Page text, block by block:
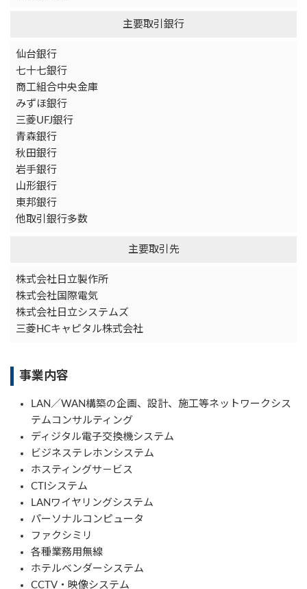
主要取引銀行
仙台銀行
七十七銀行
商工組合中央金庫
みずほ銀行
三菱UFJ銀行
青森銀行
秋田銀行
岩手銀行
山形銀行
東邦銀行
他取引銀行多数
主要取引先
株式会社日立製作所
株式会社国際電気
株式会社日立システムズ
三菱HCキャピタル株式会社
事業内容
LAN／WAN構築の企画、設計、施工等ネットワークシス
テムコンサルティング
ディジタル電子交換機システム
ビジネステレホンシステム
ホスティングサ－ビス
CTIシステム
LANワイヤリングシステム
パーソナルコンピュータ
ファクシミリ
各種業務用無線
ホテルベンダーシステム
CCTV・映像システム